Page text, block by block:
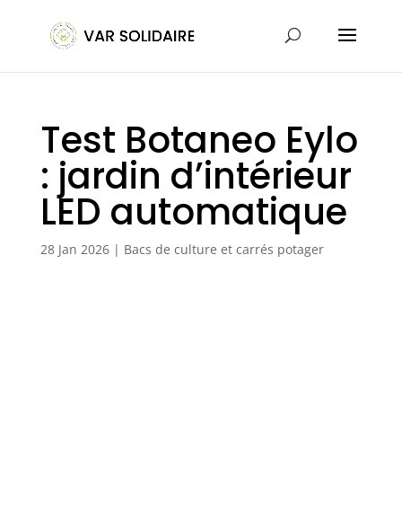
Test Botaneo Eylo
: jardin d’intérieur
LED automatique
28 Jan 2026| Bacs de culture et carrés potager